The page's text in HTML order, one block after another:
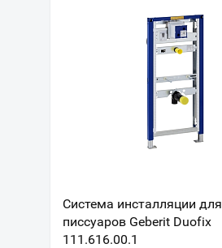
Система инсталляции для
писсуаров Geberit Duofix
111.616.00.1